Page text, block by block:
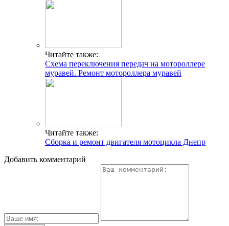
Читайте также:
Схема переключения передач на мотороллере
муравей. Ремонт мотороллера муравей
Читайте также:
Сборка и ремонт двигателя мотоцикла Днепр
Добавить комментарий